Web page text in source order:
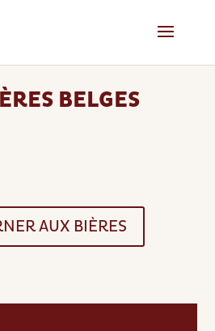
BELGES
AUX BIÈRES